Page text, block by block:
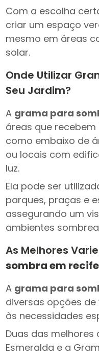
Com a escolha
criar um espaço
mesmo em áreas
solar.
Onde Utilizar
Seu Jardim?
A grama para
áreas que
como embaixo de
ou locais com
luz.
Ela pode ser
parques, praças e
assegurando um
ambientes
As Melhores
sombra em recife
A grama para
diversas opções
às necessidades
Duas das
Esmeralda e a